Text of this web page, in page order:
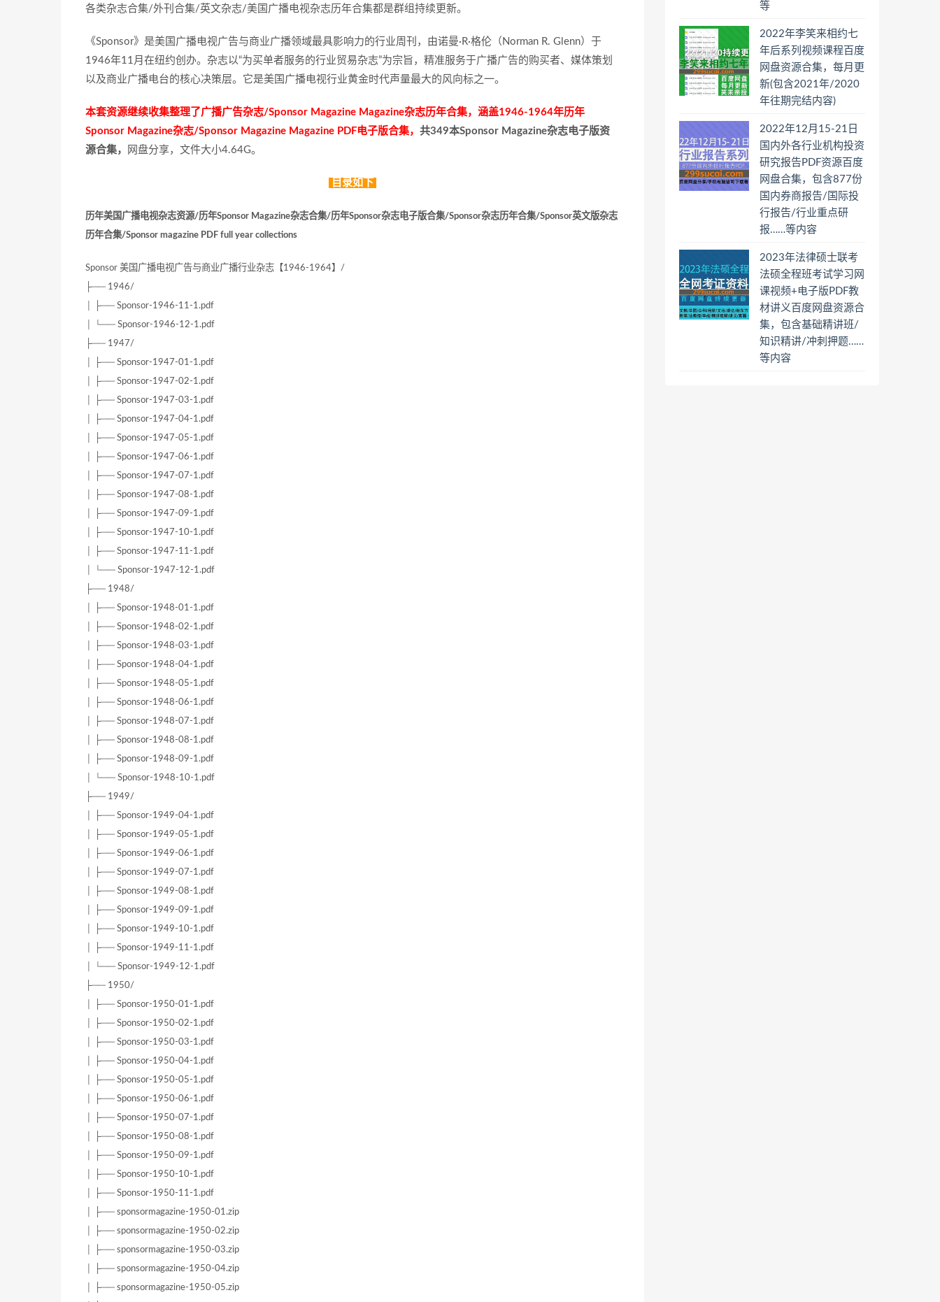
各类杂志合集/外刊合集/英文杂志/美国广播电视杂志历年合集都是群组持续更新。
《Sponsor》是美国广播电视广告与商业广播领域最具影响力的行业周刊，由诺曼·R·格伦（Norman R. Glenn）于
1946年11月在纽约创办。杂志以“为买单者服务的行业贸易杂志”为宗旨，精准服务于广播广告的购买者、媒体策划
以及商业广播电台的核心决策层。它是美国广播电视行业黄金时代声量最大的风向标之一。
本套资源继续收集整理了广播广告杂志/Sponsor Magazine Magazine杂志历年合集，涵盖1946-1964年历年
Sponsor Magazine杂志/Sponsor Magazine Magazine PDF电子版合集， 共349本Sponsor Magazine杂志电子版资
源合集，
网盘分享，文件大小4.64G。
目录如下
历年美国广播电视杂志资源/历年Sponsor Magazine杂志合集/历年Sponsor杂志电子版合集/Sponsor杂志历年合集/Sponsor英文版杂志
历年合集/Sponsor magazine PDF full year collections
Sponsor 美国广播电视广告与商业广播行业杂志【1946-1964】/
├── 1946/
│ ├── Sponsor-1946-11-1.pdf
│ └── Sponsor-1946-12-1.pdf
├── 1947/
│ ├── Sponsor-1947-01-1.pdf
│ ├── Sponsor-1947-02-1.pdf
│ ├── Sponsor-1947-03-1.pdf
│ ├── Sponsor-1947-04-1.pdf
│ ├── Sponsor-1947-05-1.pdf
│ ├── Sponsor-1947-06-1.pdf
│ ├── Sponsor-1947-07-1.pdf
│ ├── Sponsor-1947-08-1.pdf
│ ├── Sponsor-1947-09-1.pdf
│ ├── Sponsor-1947-10-1.pdf
│ ├── Sponsor-1947-11-1.pdf
│ └── Sponsor-1947-12-1.pdf
├── 1948/
│ ├── Sponsor-1948-01-1.pdf
│ ├── Sponsor-1948-02-1.pdf
│ ├── Sponsor-1948-03-1.pdf
│ ├── Sponsor-1948-04-1.pdf
│ ├── Sponsor-1948-05-1.pdf
│ ├── Sponsor-1948-06-1.pdf
│ ├── Sponsor-1948-07-1.pdf
│ ├── Sponsor-1948-08-1.pdf
│ ├── Sponsor-1948-09-1.pdf
│ └── Sponsor-1948-10-1.pdf
├── 1949/
│ ├── Sponsor-1949-04-1.pdf
│ ├── Sponsor-1949-05-1.pdf
│ ├── Sponsor-1949-06-1.pdf
│ ├── Sponsor-1949-07-1.pdf
│ ├── Sponsor-1949-08-1.pdf
│ ├── Sponsor-1949-09-1.pdf
│ ├── Sponsor-1949-10-1.pdf
│ ├── Sponsor-1949-11-1.pdf
│ └── Sponsor-1949-12-1.pdf
├── 1950/
│ ├── Sponsor-1950-01-1.pdf
│ ├── Sponsor-1950-02-1.pdf
│ ├── Sponsor-1950-03-1.pdf
│ ├── Sponsor-1950-04-1.pdf
│ ├── Sponsor-1950-05-1.pdf
│ ├── Sponsor-1950-06-1.pdf
│ ├── Sponsor-1950-07-1.pdf
│ ├── Sponsor-1950-08-1.pdf
│ ├── Sponsor-1950-09-1.pdf
│ ├── Sponsor-1950-10-1.pdf
│ ├── Sponsor-1950-11-1.pdf
│ ├── sponsormagazine-1950-01.zip
│ ├── sponsormagazine-1950-02.zip
│ ├── sponsormagazine-1950-03.zip
│ ├── sponsormagazine-1950-04.zip
│ ├── sponsormagazine-1950-05.zip
等
2022年李笑来相约七
年后系列视频课程百度
网盘资源合集，每月更
新(包含2021年/2020
年往期完结内容)
2022年12月15-21日
国内外各行业机构投资
研究报告PDF资源百度
网盘合集，包含877份
国内券商报告/国际投
行报告/行业重点研
报……等内容
2023年法律硕士联考
法硕全程班考试学习网
课视频+电子版PDF教
材讲义百度网盘资源合
集，包含基础精讲班/
知识精讲/冲刺押题……
等内容